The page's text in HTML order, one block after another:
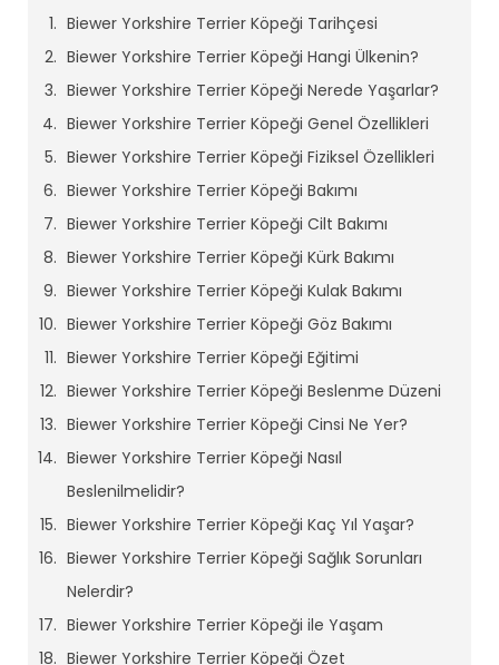
Biewer Yorkshire Terrier Köpeği Tarihçesi
Biewer Yorkshire Terrier Köpeği Hangi Ülkenin?
Biewer Yorkshire Terrier Köpeği Nerede Yaşarlar?
Biewer Yorkshire Terrier Köpeği Genel Özellikleri
Biewer Yorkshire Terrier Köpeği Fiziksel Özellikleri
Biewer Yorkshire Terrier Köpeği Bakımı
Biewer Yorkshire Terrier Köpeği Cilt Bakımı
Biewer Yorkshire Terrier Köpeği Kürk Bakımı
Biewer Yorkshire Terrier Köpeği Kulak Bakımı
Biewer Yorkshire Terrier Köpeği Göz Bakımı
Biewer Yorkshire Terrier Köpeği Eğitimi
Biewer Yorkshire Terrier Köpeği Beslenme Düzeni
Biewer Yorkshire Terrier Köpeği Cinsi Ne Yer?
Biewer Yorkshire Terrier Köpeği Nasıl
Beslenilmelidir?
Biewer Yorkshire Terrier Köpeği Kaç Yıl Yaşar?
Biewer Yorkshire Terrier Köpeği Sağlık Sorunları
Nelerdir?
Biewer Yorkshire Terrier Köpeği ile Yaşam
Biewer Yorkshire Terrier Köpeği Özet